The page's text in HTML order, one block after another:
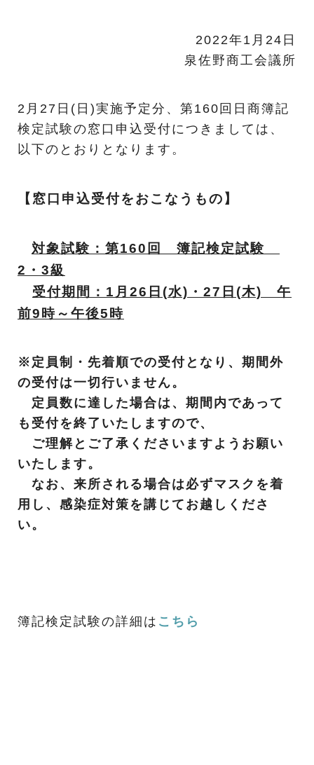
2022年1月24日
泉佐野商工会議所
2月27日(日)実施予定分、第160回日商簿記
検定試験の窓口申込受付につきましては、
以下のとおりとなります。
【窓口申込受付をおこなうもの】
対象試験：第160回 簿記検定試験
2・3級
受付期間：1月26日(水)・27日(木) 午
前9時～午後5時
※定員制・先着順での受付となり、期間外
の受付は一切行いません。
定員数に達した場合は、期間内であって
も受付を終了いたしますので、
ご理解とご了承くださいますようお願い
いたします。
なお、来所される場合は必ずマスクを着
用し、感染症対策を講じてお越しくださ
い。
簿記検定試験の詳細は こちら